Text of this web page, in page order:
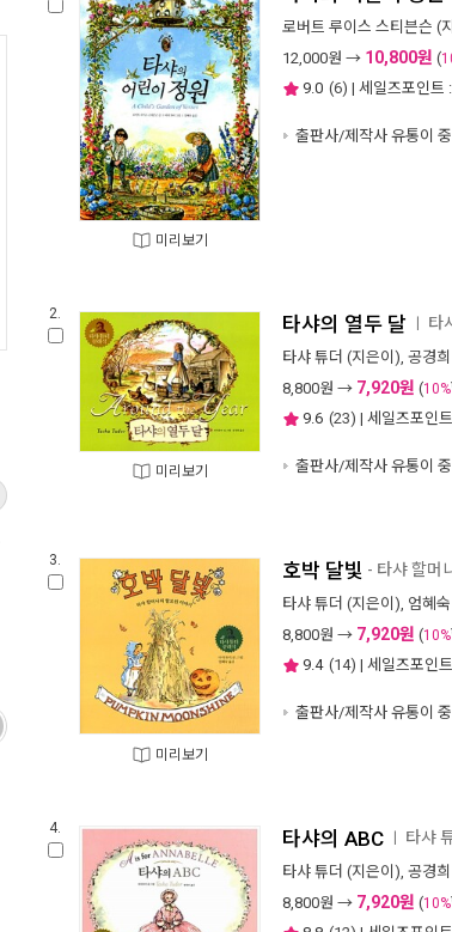
미리보기
로버트 루이스 스티븐슨 (
12,000원 → 10,800원 (
9.0 (6) | 세일즈포인트 :
출판사/제작사 유통이
2.
미리보기
타샤의 열두 달 타
타샤 튜더 (지은이), 공경희
8,800원 → 7,920원 (10%
9.6 (23) | 세일즈포인
출판사/제작사 유통이
3.
미리보기
호박 달빛 - 타샤 할머
타샤 튜더 (지은이), 엄혜숙
8,800원 → 7,920원 (10%
9.4 (14) | 세일즈포인
출판사/제작사 유통이
4. 타샤의 ABC 타샤
타샤 튜더 (지은이), 공경희
8,800원 → 7,920원 (10%